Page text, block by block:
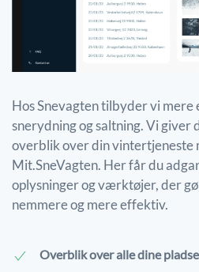
Hos Snevagten tilbyder vi mere
snerydning og saltning. Vi giver
overblik over din vintertjeneste
Mit.SneVagten. Her får du
oplysninger og værktøjer, der
nemmere og mere effektiv.
Overblik over alle dine